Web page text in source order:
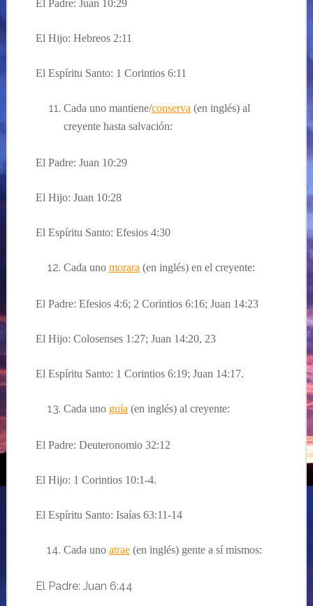
El Padre: Juan 10:29
El Hijo: Hebreos 2:11
El Espíritu Santo: 1 Corintios 6:11
Cada uno mantiene/conserva (en inglés) al
creyente hasta salvación:
El Padre: Juan 10:29
El Hijo: Juan 10:28
El Espíritu Santo: Efesios 4:30
Cada uno morara (en inglés) en el creyente:
El Padre: Efesios 4:6; 2 Corintios 6:16; Juan 14:23
El Hijo: Colosenses 1:27; Juan 14:20, 23
El Espíritu Santo: 1 Corintios 6:19; Juan 14:17.
Cada uno guía (en inglés) al creyente:
El Padre: Deuteronomio 32:12
El Hijo: 1 Corintios 10:1-4.
El Espíritu Santo: Isaías 63:11-14
Cada uno atrae(en inglés) gente a sí mismos:
El Padre: Juan 6:44